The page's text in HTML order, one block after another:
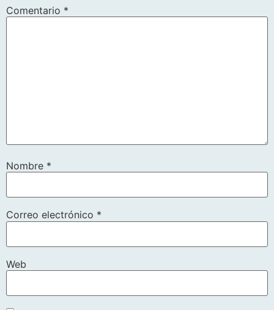
Comentario *
Nombre *
Correo electrónico *
Web